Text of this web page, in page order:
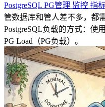
PostgreSQL PG管理 监控 指
管数据库和管人差不多，都
PostgreSQL负载的方式：使
PG Load（PG负载）。